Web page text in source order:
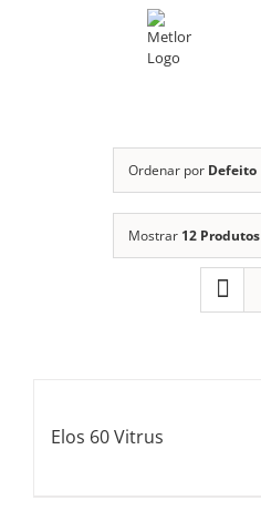
Ordenar por Defeito
Mostrar 12 Produtos
Elos 60 Vitrus